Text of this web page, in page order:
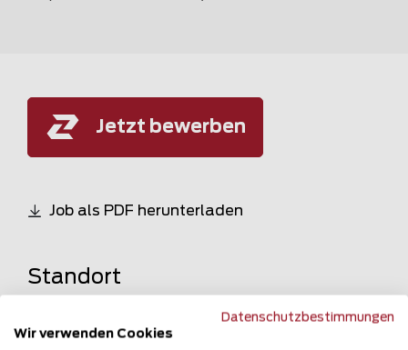
Jetzt bewerben
Job als PDF herunterladen
Standort
Jörg Andreas Kischkel
Datenschutzbestimmungen
Wir verwenden Cookies